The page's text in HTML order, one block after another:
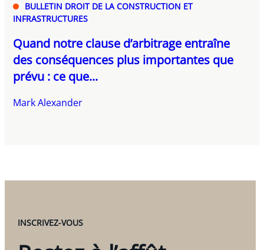
BULLETIN DROIT DE LA CONSTRUCTION ET
INFRASTRUCTURES
Quand notre clause d’arbitrage entraîne
des conséquences plus importantes que
prévu : ce que...
Mark Alexander
INSCRIVEZ-VOUS